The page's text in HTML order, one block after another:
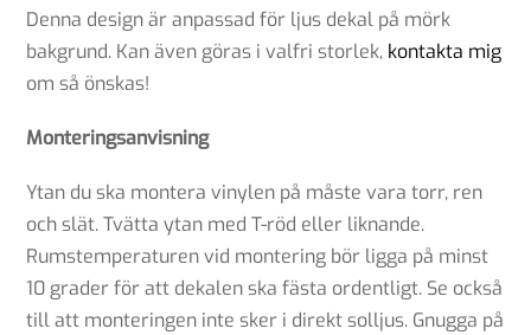
Denna design är anpassad för ljus dekal på mörk
bakgrund. Kan även göras i valfri storlek, kontakta mig
om så önskas!
Monteringsanvisning
Ytan du ska montera vinylen på måste vara torr, ren
och slät. Tvätta ytan med T-röd eller liknande.
Rumstemperaturen vid montering bör ligga på minst
10 grader för att dekalen ska fästa ordentligt. Se också
till att monteringen inte sker i direkt solljus. Gnugga på